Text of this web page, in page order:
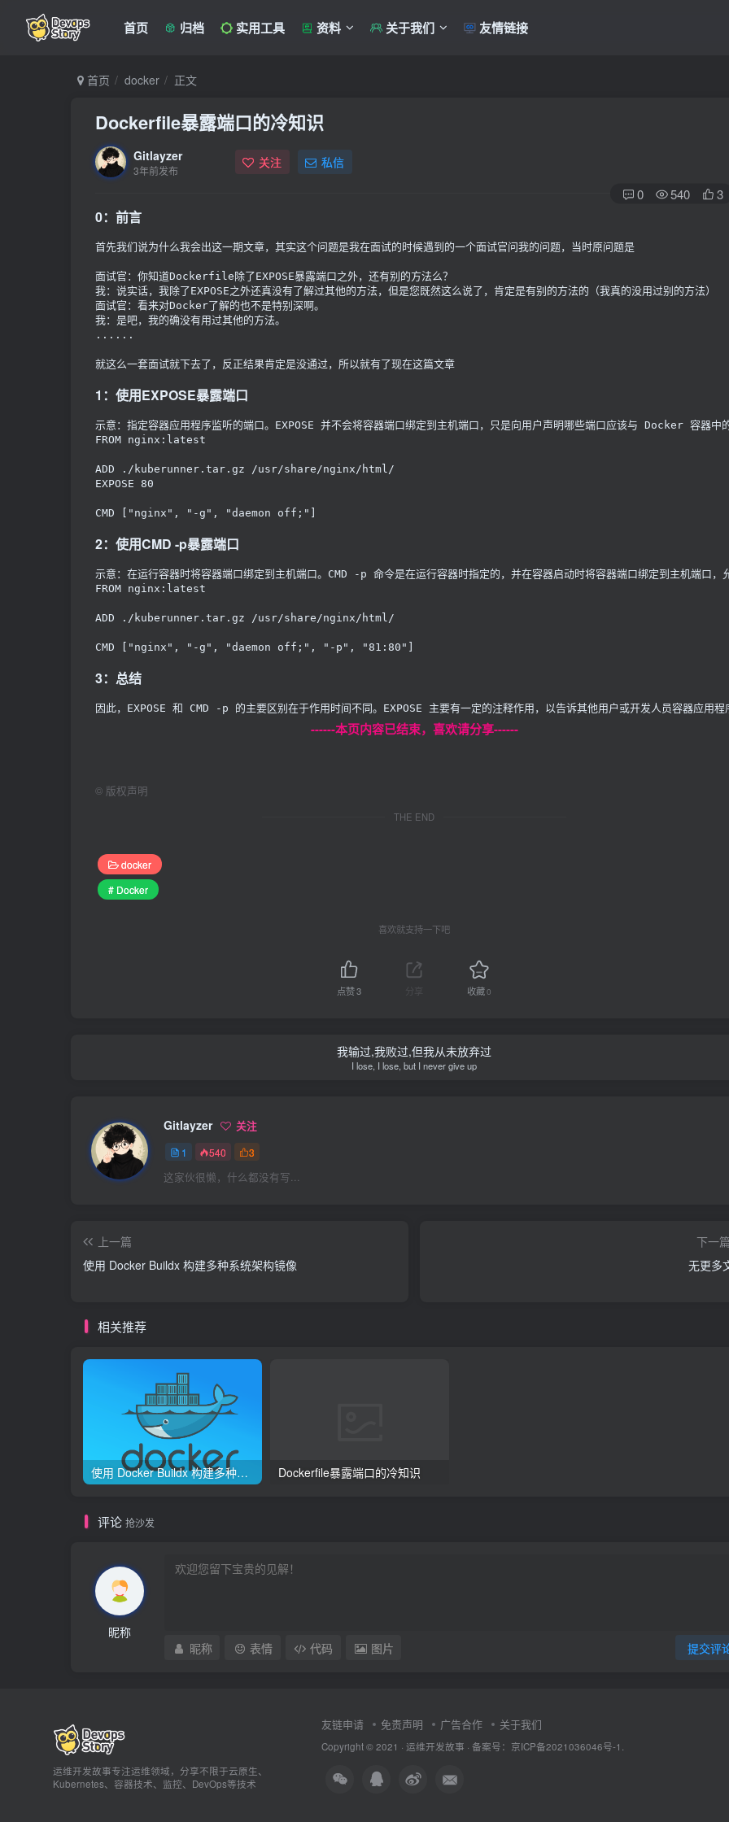
首页 归档 实用工具 资料 关于我们 友情链接
首页 docker 正文
Dockerfile暴露端口的冷知识
Gitlayzer
3年前发布 关注 私信
0 540 3
0：前言
首先我们说为什么我会出这一期文章，其实这个问题是我在面试的时候遇到的一个面试官问我的问题，当时原问题是
面试官：你知道Dockerfile除了EXPOSE暴露端口之外，还有别的方法么？
我：说实话，我除了EXPOSE之外还真没有了解过其他的方法，但是您既然这么说了，肯定是有别的方法的（我真的没用过别的方法）
面试官：看来对Docker了解的也不是特别深啊。
我：是吧，我的确没有用过其他的方法。
......
就这么一套面试就下去了，反正结果肯定是没通过，所以就有了现在这篇文章
1：使用EXPOSE暴露端口
示意：指定容器应用程序监听的端口。EXPOSE 并不会将容器端口绑定到主机端口，只是向用户声明哪些端口应该与 Docker 容
FROM nginx:latest
ADD ./kuberunner.tar.gz /usr/share/nginx/html/
EXPOSE 80
CMD ["nginx", "-g", "daemon off;"]
2：使用CMD -p暴露端口
示意：在运行容器时将容器端口绑定到主机端口。CMD -p 命令是在运行容器时指定的，并在容器启动时将容器端口绑定到主机端口
FROM nginx:latest
ADD ./kuberunner.tar.gz /usr/share/nginx/html/
CMD ["nginx", "-g", "daemon off;", "-p", "81:80"]
3：总结
因此，EXPOSE 和 CMD -p 的主要区别在于作用时间不同。EXPOSE 主要有一定的注释作用，以告诉其他用户或开发人员容器应用
------本页内容已结束，喜欢请分享------
© 版权声明
THE END
docker
# Docker
喜欢就支持一下吧
点赞3 分享 收藏0
我输过,我败过,但我从未放弃过
I lose, I lose, but I never give up
Gitlayzer 关注
1 540 3
这家伙很懒，什么都没有写...
上一篇
使用 Docker Buildx 构建多种系统架构镜像
下一
无更多
相关推荐
使用 Docker Buildx 构建多种系统架构镜像 Dockerfile暴露端口的冷知识
评论 抢沙发
昵称
提交评
昵称 表情 代码 图片
运维开发故事专注运维领域，分享不限于云原生、
Kubernetes、容器技术、监控、DevOps等技术
友链申请 免责声明 广告合作 关于我们
Copyright © 2021 · 运维开发故事 · 备案号：京ICP备2021036046号-1.